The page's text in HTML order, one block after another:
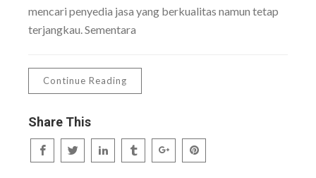
mencari penyedia jasa yang berkualitas namun tetap
terjangkau. Sementara
Continue Reading
Share This